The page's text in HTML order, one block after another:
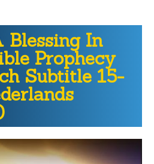
Blessing In
Prophecy
Subtitle 15-